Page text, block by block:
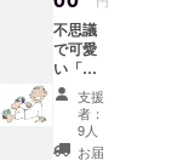
ライ
タ、カ
レーを
予定。
万が一
です
が、９
月１4
たセッ
トにな
りま
す。 ※
写真は
過去の
イベン
トの時
不思議
で可愛
い「小
さな整
体師
あしな
か」を
支援
者：
9人
お届